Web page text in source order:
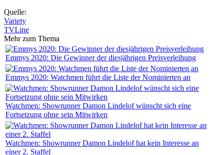
Quelle:
Variety
TVLine
Mehr zum Thema
Emmys 2020: Die Gewinner der diesjährigen Preisverleihung
Emmys 2020: Watchmen führt die Liste der Nominierten an
Watchmen: Showrunner Damon Lindelof wünscht sich eine
Fortsetzung ohne sein Mitwirken
Watchmen: Showrunner Damon Lindelof hat kein Interesse an
einer 2. Staffel